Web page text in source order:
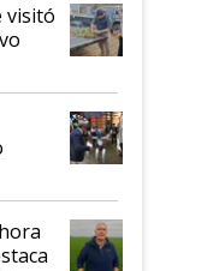
visitó